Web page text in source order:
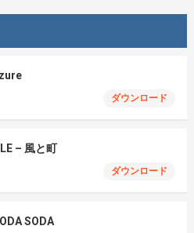
ダウンロード
– 風と町
ダウンロード
SODA